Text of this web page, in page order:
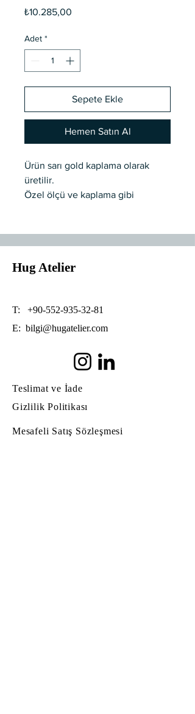
₺10.285,00
Adet *
Sepete Ekle
Hemen Satın Al
Ürün sarı gold kaplama olarak
üretilir.
Özel ölçü ve kaplama gibi
tipine sahiptir.
Hug Atelier
T: +90-552-935-32-81
E: bilgi@hugatelier.com
Teslimat ve İade
Gizlilik Politikası
Mesafeli Satış Sözleşmesi